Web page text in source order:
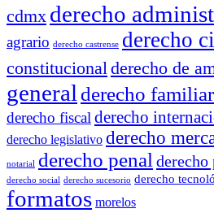
cdmx derecho
agrario derecho castrense derecho
constitucionalderecho de
general derecho familiar
derecho fiscal derecho
derecho legislativo derecho
notarial derecho penal derecho
derecho social derecho sucesorio derecho
formatos morelos